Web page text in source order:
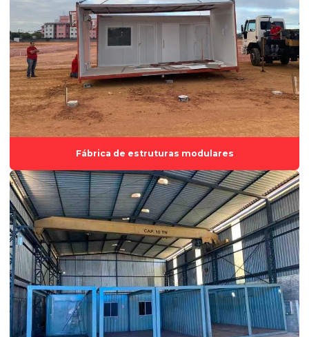
Locação de container
Locação de container para almoxarifado
Locação de container para escritório
Locação de container espírito santo
Locação de container habitacional
Locação de container preço
Locação de container stand de vendas
Locação de container vestiário
Locação de estruturas modulares
Locação de módulo habitacional
Locação de módulo habitável
Locação de módulos habitacionais em vila velha
Locar container
Módulo para escritórios
Fábrica de estruturas modulares